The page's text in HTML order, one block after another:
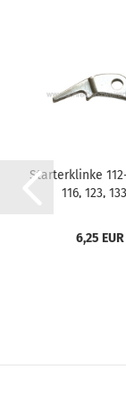
Starterklinke 112-
116, 123,
6,25 EUR